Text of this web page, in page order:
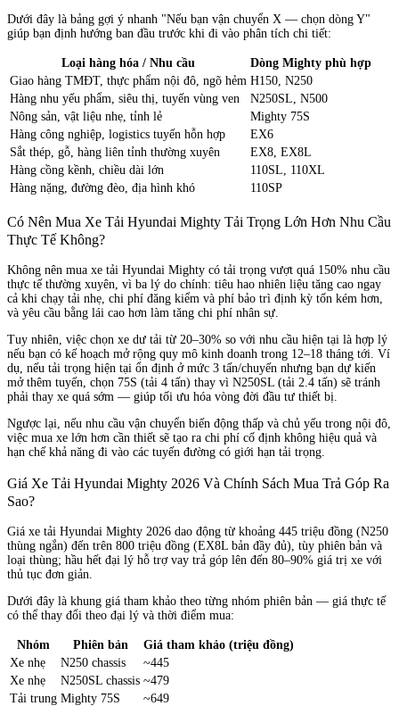
Dưới đây là bảng gợi ý nhanh "Nếu bạn vận chuyển X — chọn dòng Y"
giúp bạn định hướng ban đầu trước khi đi vào phân tích chi tiết:
Loại hàng hóa / Nhu cầu
Dòng Mighty phù hợp
Giao hàng TMĐT, thực phẩm nội đô, ngõ hẻm H150, N250
Hàng nhu yếu phẩm, siêu thị, tuyến vùng ven
N250SL, N500
Nông sản, vật liệu nhẹ, tỉnh lẻ
Mighty 75S
Hàng công nghiệp, logistics tuyến hỗn hợp
EX6
Sắt thép, gỗ, hàng liên tỉnh thường xuyên
EX8, EX8L
Hàng cồng kềnh, chiều dài lớn
110SL, 110XL
Hàng nặng, đường đèo, địa hình khó
110SP
Có Nên Mua Xe Tải Hyundai Mighty Tải Trọng Lớn Hơn Nhu Cầu
Thực Tế Không?
Không nên mua xe tải Hyundai Mighty có tải trọng vượt quá 150% nhu cầu
thực tế thường xuyên, vì ba lý do chính: tiêu hao nhiên liệu tăng cao ngay
cả khi chạy tải nhẹ, chi phí đăng kiểm và phí bảo trì định kỳ tốn kém hơn,
và yêu cầu bằng lái cao hơn làm tăng chi phí nhân sự.
Tuy nhiên, việc chọn xe dư tải từ 20–30% so với nhu cầu hiện tại là hợp lý
nếu bạn có kế hoạch mở rộng quy mô kinh doanh trong 12–18 tháng tới. Ví
dụ, nếu tải trọng hiện tại ổn định ở mức 3 tấn/chuyến nhưng bạn dự kiến
mở thêm tuyến, chọn 75S (tải 4 tấn) thay vì N250SL (tải 2.4 tấn) sẽ tránh
phải thay xe quá sớm — giúp tối ưu hóa vòng đời đầu tư thiết bị.
Ngược lại, nếu nhu cầu vận chuyển biến động thấp và chủ yếu trong nội đô,
việc mua xe lớn hơn cần thiết sẽ tạo ra chi phí cố định không hiệu quả và
hạn chế khả năng đi vào các tuyến đường có giới hạn tải trọng.
Giá Xe Tải Hyundai Mighty 2026 Và Chính Sách Mua Trả Góp Ra
Sao?
Giá xe tải Hyundai Mighty 2026 dao động từ khoảng 445 triệu đồng (N250
thùng ngắn) đến trên 800 triệu đồng (EX8L bản đầy đủ), tùy phiên bản và
loại thùng; hầu hết đại lý hỗ trợ vay trả góp lên đến 80–90% giá trị xe với
thủ tục đơn giản.
Dưới đây là khung giá tham khảo theo từng nhóm phiên bản — giá thực tế
có thể thay đổi theo đại lý và thời điểm mua:
Nhóm Phiên bản
Giá tham khảo (triệu đồng)
Xe nhẹ
N250 chassis
~445
Xe nhẹ
N250SL chassis ~479
Tải trung Mighty 75S
~649